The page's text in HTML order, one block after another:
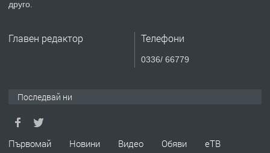
друго.
Главен редактор Телефони
0336/ 66779
Последвай ни
Първомай Новини Видео Обяви
еТВ